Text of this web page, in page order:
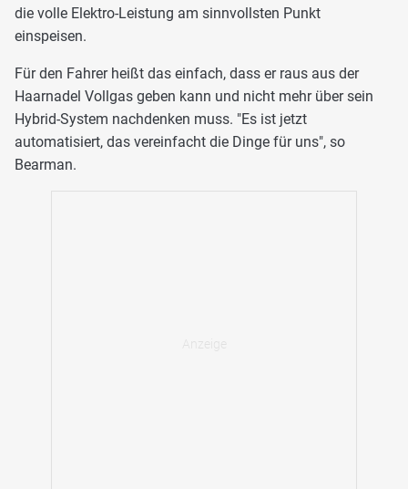
die volle Elektro-Leistung am sinnvollsten Punkt
einspeisen.
Für den Fahrer heißt das einfach, dass er raus aus der
Haarnadel Vollgas geben kann und nicht mehr über sein
Hybrid-System nachdenken muss. "Es ist jetzt
automatisiert, das vereinfacht die Dinge für uns", so
Bearman.